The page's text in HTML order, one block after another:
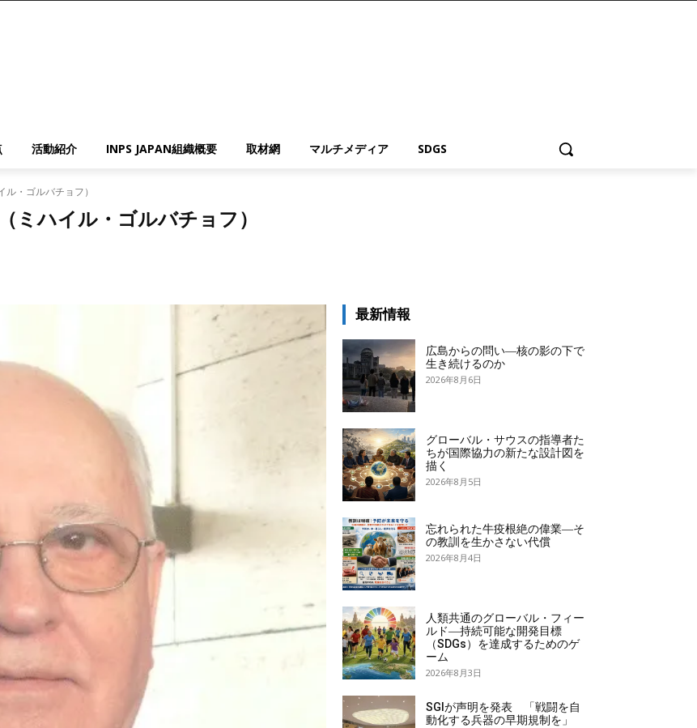
活動紹介 INPS JAPAN組織概要 取材網 マルチメディア SDGS
ル・ゴルバチョフ）
ミハイル・ゴルバチョフ）
最新情報
広島からの問い―核の影の下で
生き続けるのか
2026年8月6日
グローバル・サウスの指導者た
ちが国際協力の新たな設計図を
描く
2026年8月5日
忘れられた牛疫根絶の偉業―そ
の教訓を生かさない代償
2026年8月4日
人類共通のグローバル・フィー
ルド―持続可能な開発目標
（SDGs）を達成するためのゲ
ーム
2026年8月3日
SGIが声明を発表 「戦闘を自
動化する兵器の早期規制を」